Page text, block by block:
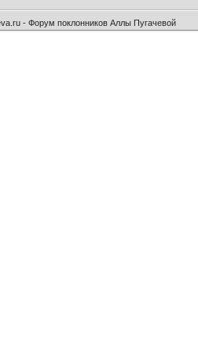
- Форум поклонников Аллы Пугачевой